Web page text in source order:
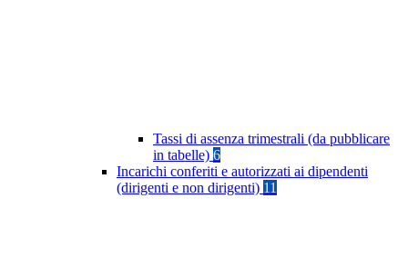
Tassi di assenza trimestrali (da pubblicare
in tabelle) 6
Incarichi conferiti e autorizzati ai dipendenti
(dirigenti e non dirigenti) 11